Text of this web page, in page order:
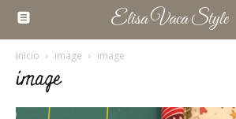
Elisa Vaca Style
Inicio image image
image